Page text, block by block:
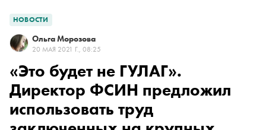
НОВОСТИ
Ольга Морозова
20 МАЯ 2021 Г., 08:25
«Это будет не ГУЛАГ».
Директор ФСИН предложил
использовать труд